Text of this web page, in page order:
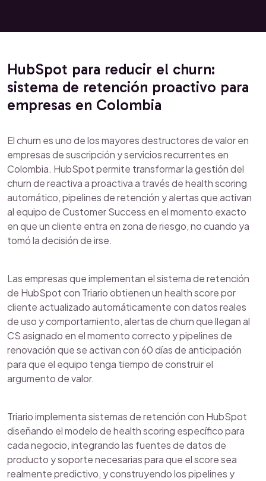
HubSpot para reducir el churn:
sistema de retención proactivo para
empresas en Colombia
El churn es uno de los mayores destructores de valor en
empresas de suscripción y servicios recurrentes en
Colombia. HubSpot permite transformar la gestión del
churn de reactiva a proactiva a través de health scoring
automático, pipelines de retención y alertas que activan
al equipo de Customer Success en el momento exacto
en que un cliente entra en zona de riesgo, no cuando ya
tomó la decisión de irse.
Las empresas que implementan el sistema de retención
de HubSpot con Triario obtienen un health score por
cliente actualizado automáticamente con datos reales
de uso y comportamiento, alertas de churn que llegan al
CS asignado en el momento correcto y pipelines de
renovación que se activan con 60 días de anticipación
para que el equipo tenga tiempo de construir el
argumento de valor.
Triario implementa sistemas de retención con HubSpot
diseñando el modelo de health scoring específico para
cada negocio, integrando las fuentes de datos de
producto y soporte necesarias para que el score sea
realmente predictivo, y construyendo los pipelines y